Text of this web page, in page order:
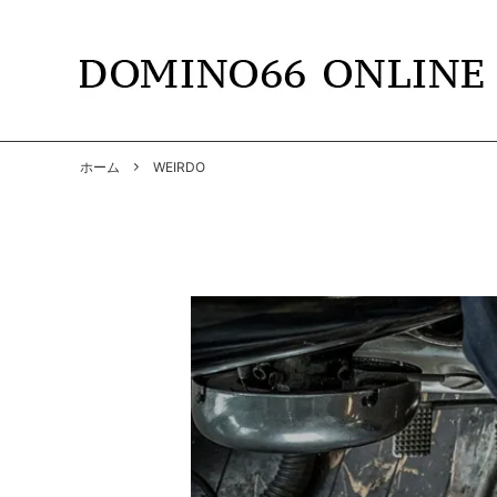
MAD MOUSE COMIC SURF
SOWELU BARBER KING
SALE
ホーム WEIRDO